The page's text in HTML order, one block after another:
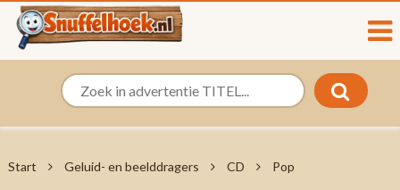
Start Geluid- en beelddragers CD Pop